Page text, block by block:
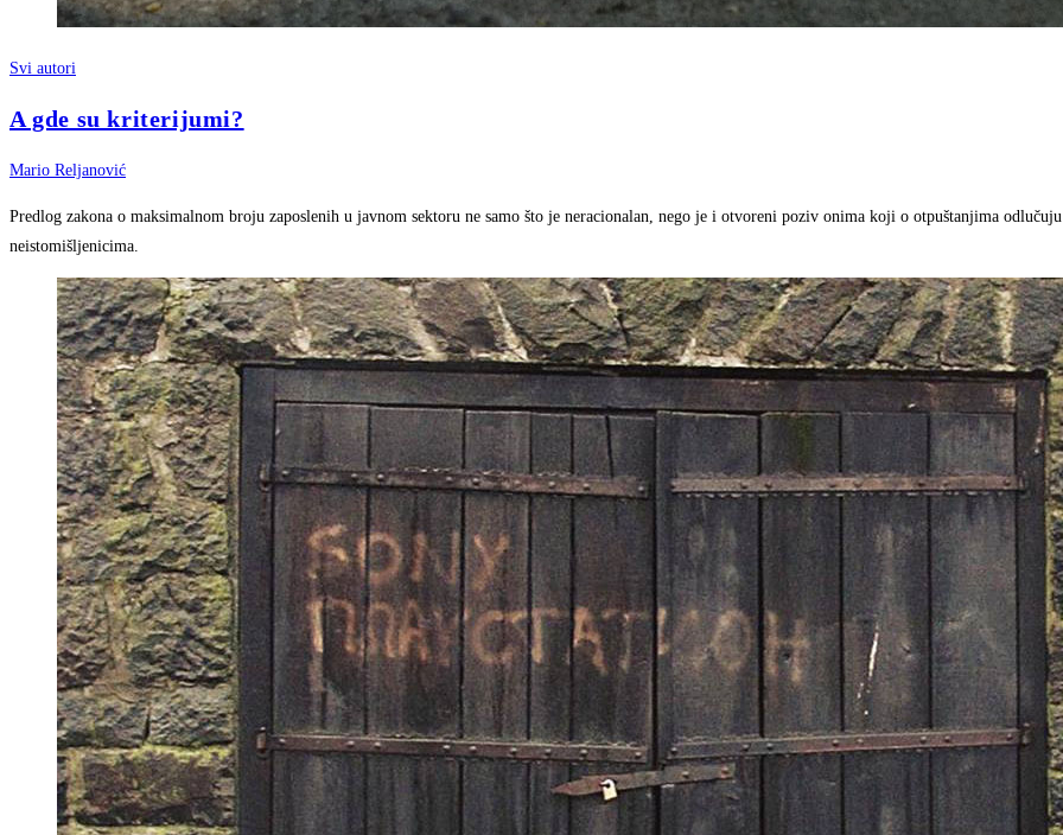
Svi autori
A gde su kriterijumi?
Mario Reljanović
Predlog zakona o maksimalnom broju zaposlenih u javnom sektoru ne samo što je neracionalan, nego je i otvoreni poziv onima koji o otpuštanjima odlučuju
neistomišljenicima.